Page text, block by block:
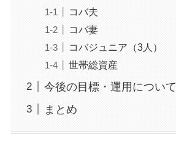
コバ夫
コバ妻
コバジュニア（3人）
世帯総資産
今後の目標・運用について
まとめ